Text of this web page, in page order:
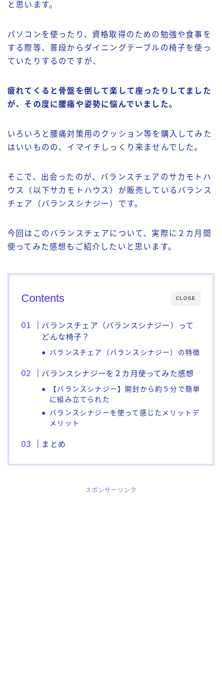
と思います。
パソコンを使ったり、資格取得のための勉強や食事を
する際等、普段からダイニングテーブルの椅子を使っ
ていたりするのですが、
疲れてくると骨盤を倒して楽して座ったりしてました
が、その度に腰痛や姿勢に悩んでいました。
いろいろと腰痛対策用のクッション等を購入してみた
はいいものの、イマイチしっくり来ませんでした。
そこで、出会ったのが、バランスチェアのサカモトハ
ウス（以下サカモトハウス）が販売しているバランス
チェア（バランスシナジー）です。
今回はこのバランスチェアについて、実際に２カ月間
使ってみた感想もご紹介したいと思います。
CLOSE
Contents
バランスチェア（バランスシナジー）って
どんな椅子？
バランスチェア（バランスシナジー）の特徴
バランスシナジーを２カ月使ってみた感想
【バランスシナジー】開封から約５分で簡単
に組み立てられた
バランスシナジーを使って感じたメリットデ
メリット
まとめ
スポンサーリンク